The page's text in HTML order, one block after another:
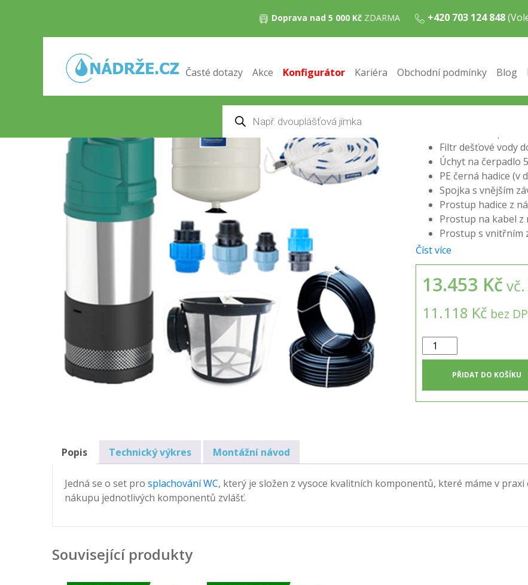
Doprava nad 5 000 Kč ZDARMA +420 703 124 848
Časté dotazy Akce Konfigurátor Kariéra Obchodní podmínky Blog
Products
search
Set pro splachování WC
Domů/Příslušenství
SADA OBSAHUJE:
Čerpadlo Pumpa
Filtr dešťové vody
Úchyt na čerpadlo
PE černá hadice (v
Spojka s vnějším
Prostup hadice z
Prostup na kabel z
Prostup s vnitřním
Číst více
13.453 Kč
11.118 Kč bez
Set
pro
splachování
množství
PŘIDAT DO KOŠÍKU
Popis Technický výkres Montážní návod
Jedná se o set pro splachování WC, který je složen z vysoce kvalitních komponentů, které máme v
nákupu jednotlivých komponentů zvlášť.
Související produkty